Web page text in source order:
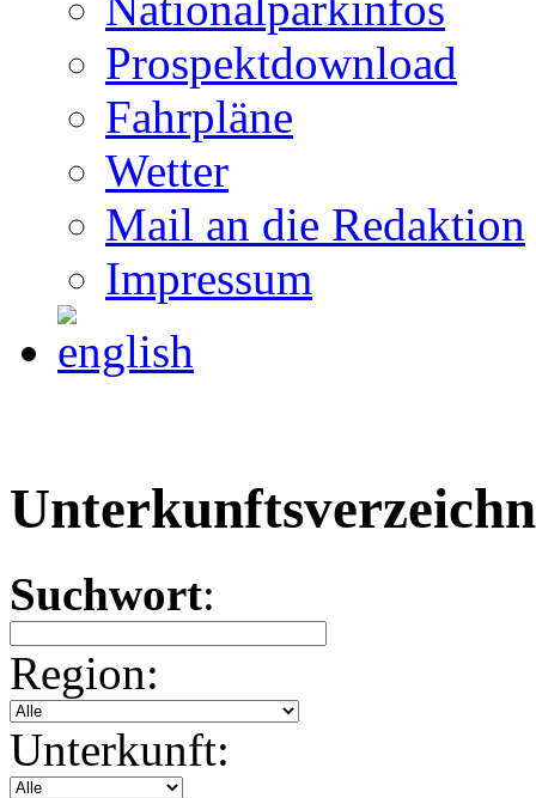
Prospektdownload
Fahrpläne
Wetter
Mail an die Redaktion
Impressum
Suchwort:
Region:
Unterkunft: